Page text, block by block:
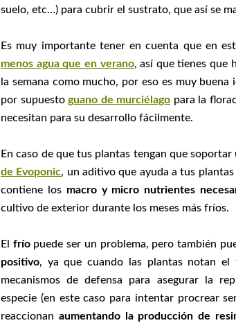
suelo, etc…) para cubrir el sustrato, que así se
Es muy importante tener en cuenta que en
menos agua que en verano, así que tienes que
la semana como mucho, por eso es muy
por supuesto guano de murciélago para la
necesitan para su desarrollo fácilmente.
En caso de que tus plantas tengan que
de Evoponic, un aditivo que ayuda a tus
contiene los macro y micro nutrientes
cultivo de exterior durante los meses más fríos.
El fríopuede ser un problema, pero también
positivo, ya que cuando las plantas notan el
mecanismos de defensa para asegurar la
especie (en este caso para intentar procrear
reaccionan aumentando la producción de